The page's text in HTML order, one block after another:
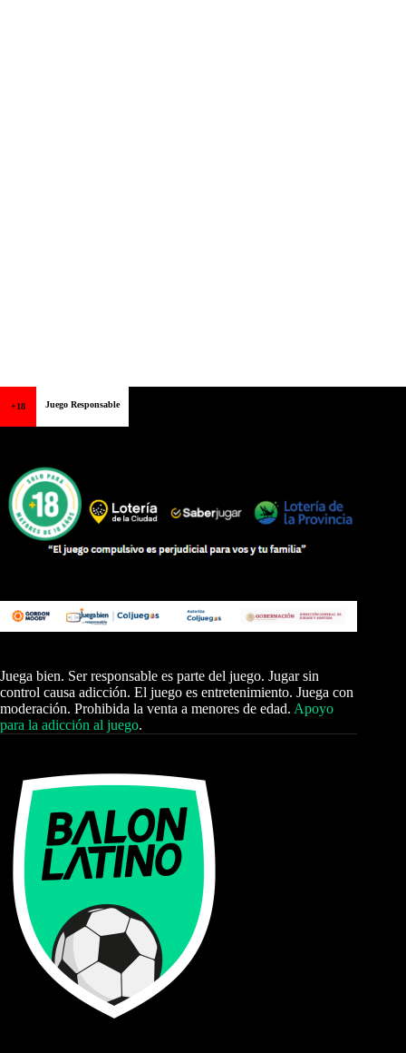
+18 Juego Responsable
Juega bien. Ser responsable es parte del juego. Jugar sin
control causa adicción. El juego es entretenimiento. Juega con
moderación. Prohibida la venta a menores de edad. Apoyo
para la adicción al juego.